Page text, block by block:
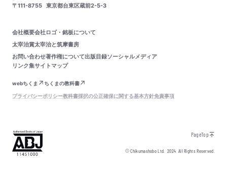
〒111-8755 東京都台東区蔵前2-5-3
会社概要会社ロゴ・銘板について
太宰治賞太宰治と筑摩書房
お問い合わせ著作権について出版目録ソーシャルメディア
リンク集サイトマップ
webちくま
ちくまの教科書
プライバシーポリシー教科書採択の公正確保に関する基本方針免責事項
PageTop
© Chikumashobo Ltd.2024 All Rights Reserved.